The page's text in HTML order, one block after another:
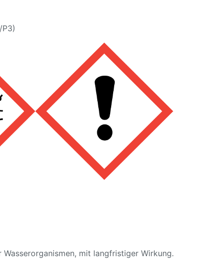
Wasserorganismen, mit langfristiger Wirkung.